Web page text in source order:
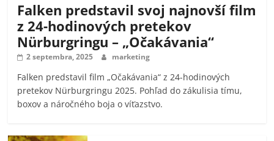
Falken predstavil svoj najnovší film
z 24-hodinových pretekov
Nürburgringu – „Očakávania“
2 septembra, 2025 marketing
Falken predstavil film „Očakávania“ z 24-hodinových
pretekov Nürburgringu 2025. Pohľad do zákulisia tímu,
boxov a náročného boja o víťazstvo.